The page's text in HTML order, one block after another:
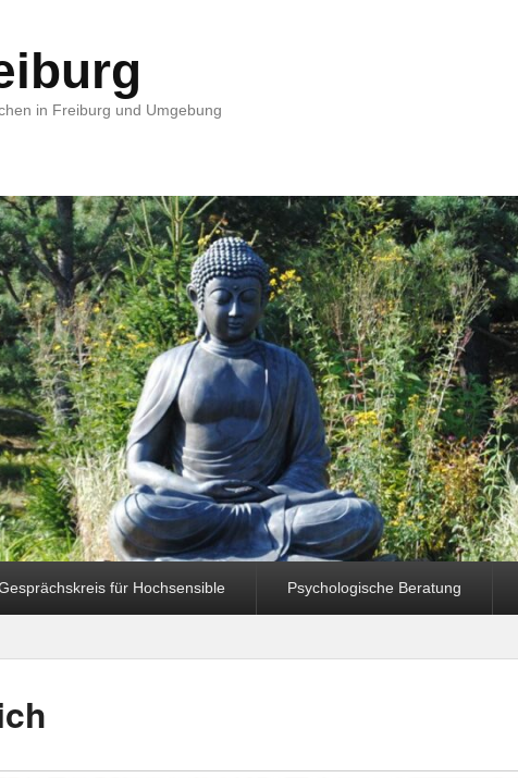
in Freiburg und Umgebung
für Hochsensible Psychologische Beratung